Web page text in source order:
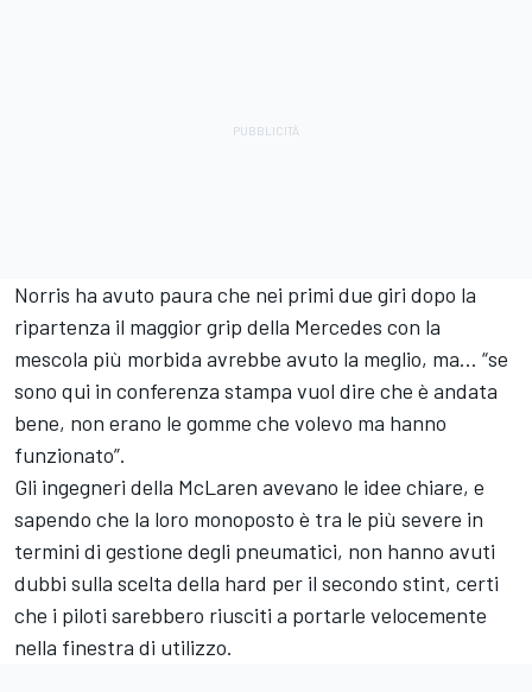
Norris ha avuto paura che nei primi due giri dopo la
ripartenza il maggior grip della Mercedes con la
mescola più morbida avrebbe avuto la meglio, ma… “se
sono qui in conferenza stampa vuol dire che è andata
bene, non erano le gomme che volevo ma hanno
funzionato”.
Gli ingegneri della McLaren avevano le idee chiare, e
sapendo che la loro monoposto è tra le più severe in
termini di gestione degli pneumatici, non hanno avuti
dubbi sulla scelta della hard per il secondo stint, certi
che i piloti sarebbero riusciti a portarle velocemente
nella finestra di utilizzo.